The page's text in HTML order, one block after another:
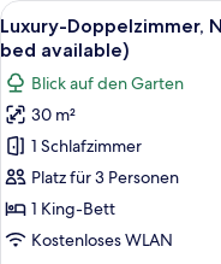
Bett,
Nichtraucher,
Alle
Fotos
für
Luxury-
Doppelzimmer,
Nichtraucher,
Gartenblick
(no
extra
7
Luxury-Doppelzimmer,
bed available)
Blick auf den Garten
30 m²
1 Schlafzimmer
Platz für 3 Personen
1 King-Bett
Kostenloses WLAN